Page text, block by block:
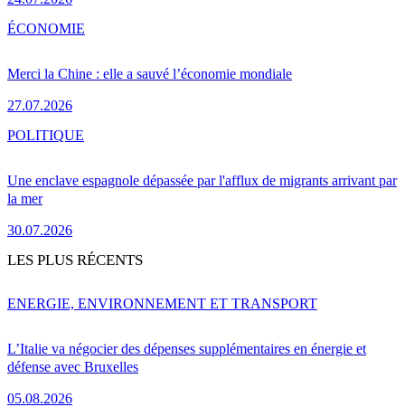
Merci la Chine : elle a sauvé l’économie mondiale
27.07.2026
ÉCONOMIE
Une enclave espagnole dépassée par l'afflux de migrants arrivant par
la mer
30.07.2026
POLITIQUE
LES PLUS RÉCENTS
L’Italie va négocier des dépenses supplémentaires en énergie et
défense avec Bruxelles
05.08.2026
ENERGIE, ENVIRONNEMENT ET TRANSPORT